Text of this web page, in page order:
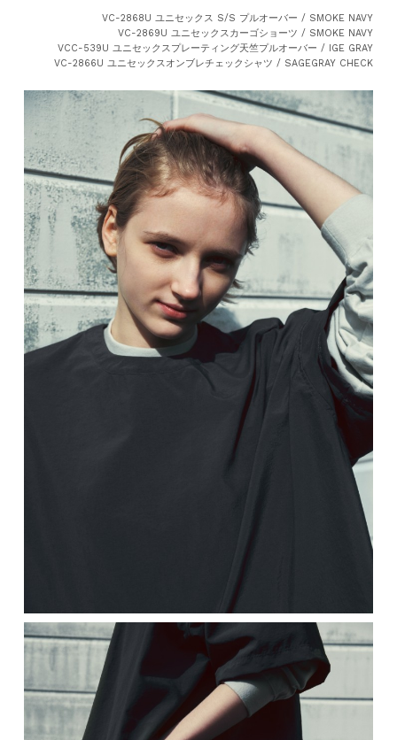
VC-2868U ユニセックス S/S プルオーバー / SMOKE NAVY
VC-2869U ユニセックスカーゴショーツ / SMOKE NAVY
VCC-539U ユニセックスプレーティング天竺プルオーバー / IGE GRAY
VC-2866U ユニセックスオンブレチェックシャツ / SAGEGRAY CHECK